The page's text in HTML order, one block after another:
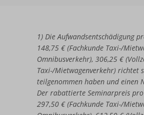
1) Die Aufwandsentschädigung
148,75 € (Fachkunde Taxi-/
Omnibusverkehr), 306,25 €
Taxi-/Mietwagenverkehr) richtet
teilgenommen haben und einen
Der rabattierte Seminarpreis
297,50 € (Fachkunde Taxi-/